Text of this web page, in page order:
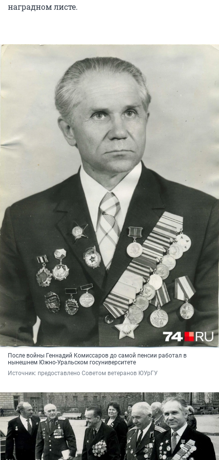
наградном листе.
После войны Геннадий Комиссаров до самой пенсии работал в
нынешнем Южно-Уральском госуниверситете
Источник: предоставлено Советом ветеранов ЮУрГУ